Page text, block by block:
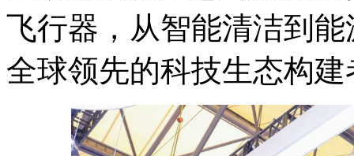
飞行器，从智能清洁到
全球领先的科技生态构